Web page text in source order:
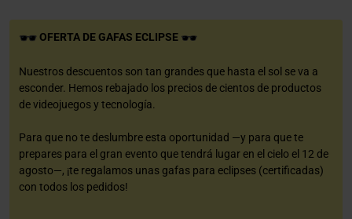
OFERTA DE GAFAS ECLIPSE
Nuestros descuentos son tan grandes que hasta el sol se va a
esconder. Hemos rebajado los precios de cientos de productos
de videojuegos y tecnología.
Para que no te deslumbre esta oportunidad —y para que te
prepares para el gran evento que tendrá lugar en el cielo el 12 de
agosto—, ¡te regalamos unas gafas para eclipses (certificadas)
con todos los pedidos!